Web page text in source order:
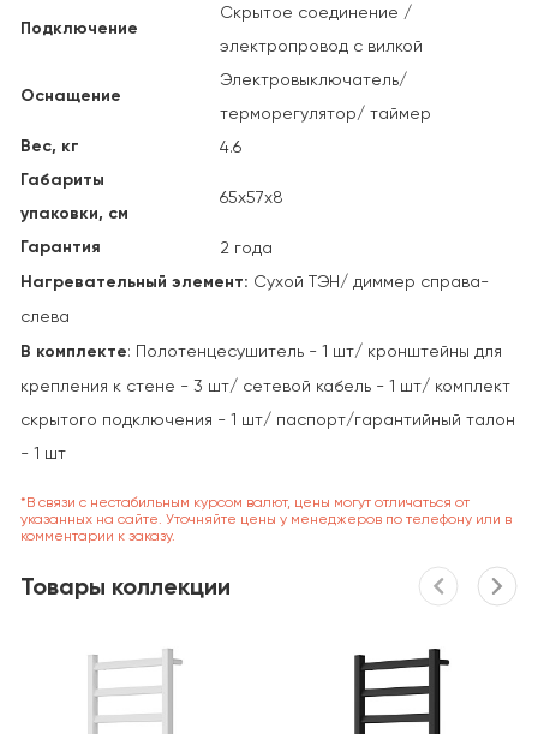
Подключение
Скрытое соединение /
электропровод с вилкой
Оснащение
Электровыключатель/
терморегулятор/ таймер
Вес, кг 4.6
Габариты
упаковки, см
65х57х8
Гарантия 2 года
Нагревательный элемент: Сухой ТЭН/ диммер справа-
слева
В комплекте: Полотенцесушитель - 1 шт/ кронштейны для
крепления к стене - 3 шт/ сетевой кабель - 1 шт/ комплект
скрытого подключения - 1 шт/ паспорт/гарантийный талон
- 1 шт
*В связи с нестабильным курсом валют, цены могут отличаться от
указанных на сайте. Уточняйте цены у менеджеров по телефону или в
комментарии к заказу.
Товары коллекции